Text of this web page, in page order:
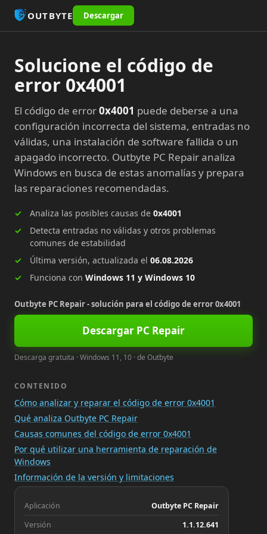
OUTBYTE Descargar
Solucione el código de
error 0x4001
El código de error0x4001 puede deberse a una
configuración incorrecta del sistema, entradas no
válidas, una instalación de software fallida o un
apagado incorrecto. Outbyte PC Repair analiza
Windows en busca de estas anomalías y prepara
las reparaciones recomendadas.
Analiza las posibles causas de 0x4001
Detecta entradas no válidas y otros problemas
comunes de estabilidad
Última versión, actualizada el 06.08.2026
Funciona con Windows 11 y Windows 10
Outbyte PC Repair - solución para el código de error 0x4001
Descargar PC Repair
Descarga gratuita · Windows 11, 10 · de Outbyte
CONTENIDO
Cómo analizar y reparar el código de error 0x4001
Qué analiza Outbyte PC Repair
Causas comunes del código de error 0x4001
Por qué utilizar una herramienta de reparación de
Windows
Información de la versión y limitaciones
Aplicación
Outbyte PC Repair
Versión
1.1.12.641